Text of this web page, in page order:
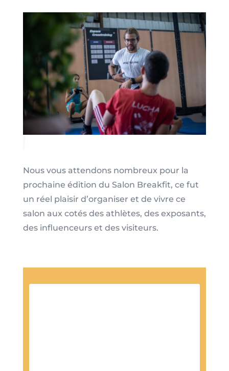
Nous vous attendons nombreux pour la
prochaine édition du Salon Breakfit, ce fut
un réel plaisir d’organiser et de vivre ce
salon aux cotés des athlètes, des exposants,
des influenceurs et des visiteurs.